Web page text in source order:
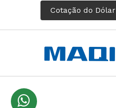
Cotação do Dólar